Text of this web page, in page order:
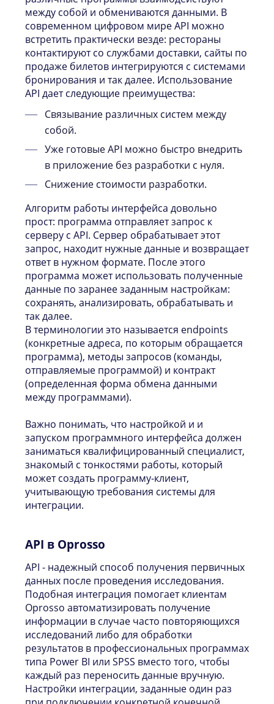
между собой и обмениваются данными. В
современном цифровом мире API можно
встретить практически везде: рестораны
контактируют со службами доставки, сайты по
продаже билетов интегрируются с системами
бронирования и так далее. Использование
API дает следующие преимущества:
Связывание различных систем между
собой.
Уже готовые API можно быстро внедрить
в приложение без разработки с нуля.
Снижение стоимости разработки.
Алгоритм работы интерфейса довольно
прост: программа отправляет запрос к
серверу с API. Сервер обрабатывает этот
запрос, находит нужные данные и возвращает
ответ в нужном формате. После этого
программа может использовать полученные
данные по заранее заданным настройкам:
сохранять, анализировать, обрабатывать и
так далее.
В терминологии это называется endpoints
(конкретные адреса, по которым обращается
программа), методы запросов (команды,
отправляемые программой) и контракт
(определенная форма обмена данными
между программами).
Важно понимать, что настройкой и и
запуском программного интерфейса должен
заниматься квалифицированный специалист,
знакомый с тонкостями работы, который
может создать программу-клиент,
учитывающую требования системы для
интеграции.
API в Oprosso
API - надежный способ получения первичных
данных после проведения исследования.
Подобная интеграция помогает клиентам
Oprosso автоматизировать получение
информации в случае часто повторяющихся
исследований либо для обработки
результатов в профессиональных программах
типа Power BI или SPSS вместо того, чтобы
каждый раз переносить данные вручную.
Настройки интеграции, заданные один раз